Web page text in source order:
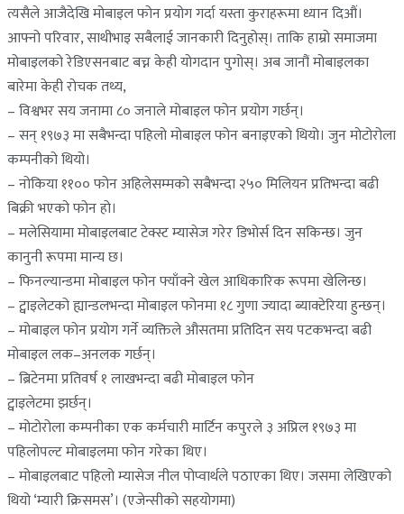
त्यसैले आजैदेखि मोबाइल फोन प्रयोग गर्दा यस्ता कुराहरूमा ध्यान दिऔं।
आफ्नो परिवार, साथीभाइ सबैलाई जानकारी दिनुहोस्। ताकि हाम्रो समाजमा
मोबाइलको रेडिएसनबाट बच्न केही योगदान पुगोस्। अब जानौं मोबाइलका
बारेमा केही रोचक तथ्य,
– विश्वभर सय जनामा ८० जनाले मोबाइल फोन प्रयोग गर्छन्।
– सन् १९७३ मा सबैभन्दा पहिलो मोबाइल फोन बनाइएको थियो। जुन मोटोरोला
कम्पनीको थियो।
– नोकिया ११०० फोन अहिलेसम्मको सबैभन्दा २५० मिलियन प्रतिभन्दा बढी
बिक्री भएको फोन हो।
– मलेसियामा मोबाइलबाट टेक्स्ट म्यासेज गरेर डिभोर्स दिन सकिन्छ। जुन
कानुनी रूपमा मान्य छ।
– फिनल्यान्डमा मोबाइल फोन फ्याँक्ने खेल आधिकारिक रूपमा खेलिन्छ।
– ट्वाइलेटको ह्यान्डलभन्दा मोबाइल फोनमा १८ गुणा ज्यादा ब्याक्टेरिया हुन्छन्।
– मोबाइल फोन प्रयोग गर्ने व्यक्तिले औसतमा प्रतिदिन सय पटकभन्दा बढी
मोबाइल लक–अनलक गर्छन्।
– ब्रिटेनमा प्रतिवर्ष १ लाखभन्दा बढी मोबाइल फोन
ट्वाइलेटमा झर्छन्।
– मोटोरोला कम्पनीका एक कर्मचारी मार्टिन कपुरले ३ अप्रिल १९७३ मा
पहिलोपल्ट मोबाइलमा फोन गरेका थिए।
– मोबाइलबाट पहिलो म्यासेज नील पोप्वार्थले पठाएका थिए। जसमा लेखिएको
थियो ‘म्यारी क्रिसमस’। (एजेन्सीको सहयोगमा)